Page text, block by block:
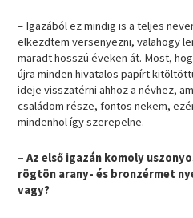
– Igazából ez mindig is a teljes
elkezdtem versenyezni, valahogy
maradt hosszú éveken át. Most,
újra minden hivatalos papírt
ideje visszatérni ahhoz a névhez,
családom része, fontos nekem,
mindenhol így szerepelne.
– Az első igazán komoly
rögtön arany- és bronzérmet
vagy?